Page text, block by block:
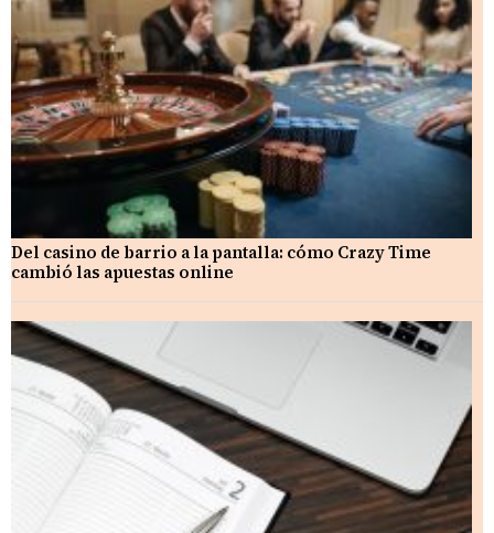
Del casino de barrio a la pantalla: cómo Crazy Time
cambió las apuestas online